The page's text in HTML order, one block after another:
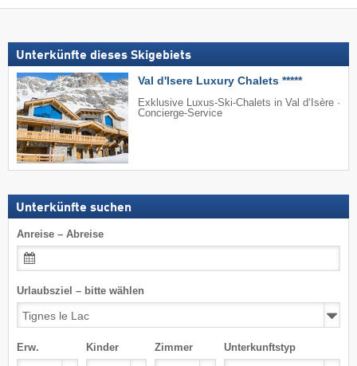
Unterkünfte dieses Skigebiets
Val d'Isere Luxury Chalets *****
Exklusive Luxus-Ski-Chalets in Val d‘Isère ·
Concierge-Service
Unterkünfte suchen
Anreise – Abreise
Urlaubsziel – bitte wählen
Erw. Kinder Zimmer Unterkunftstyp